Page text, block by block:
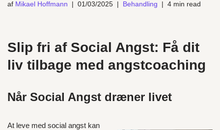
af Mikael Hoffmann 01/03/2025 Behandling 4 min read
Slip fri af Social Angst: Få dit
liv tilbage med angstcoaching
Når Social Angst dræner livet
At leve med social angst kan